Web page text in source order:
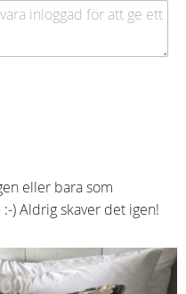
eller bara som
) Aldrig skaver det igen!